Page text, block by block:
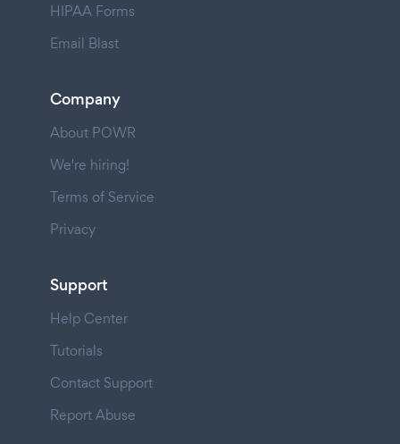
HIPAA Forms
Email Blast
Company
About POWR
We're hiring!
Terms of Service
Privacy
Support
Help Center
Tutorials
Contact Support
Report Abuse